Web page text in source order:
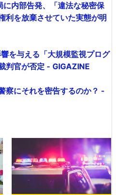
内部告発、「違法な秘密保
利を放棄させていた実態が明
を与える「大規模監視プログ
判官が否定 - GIGAZINE
察にそれを密告するのか？ -